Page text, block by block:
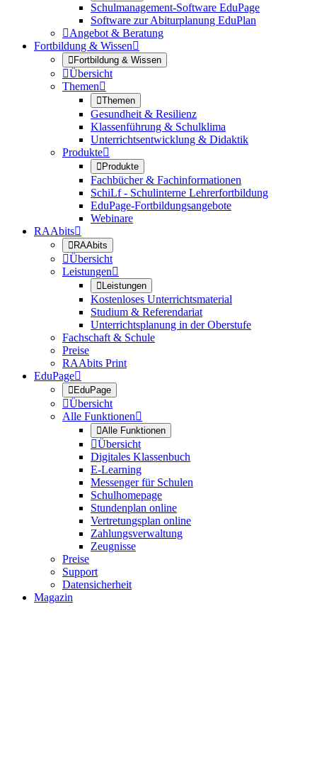
Schulmanagement-Software EduPage
Software zur Abiturplanung EduPlan
Angebot & Beratung
Fortbildung & Wissen
Fortbildung & Wissen
Übersicht
Themen
Themen
Gesundheit & Resilienz
Klassenführung & Schulklima
Unterrichtsentwicklung & Didaktik
Produkte
Produkte
Fachbücher & Fachinformationen
SchiLf - Schulinterne Lehrerfortbildung
EduPage-Fortbildungsangebote
Webinare
RAAbits
RAAbits
Übersicht
Leistungen
Leistungen
Kostenloses Unterrichtsmaterial
Studium & Referendariat
Unterrichtsplanung in der Oberstufe
Fachschaft & Schule
Preise
RAAbits Print
EduPage
EduPage
Übersicht
Alle Funktionen
Alle Funktionen
Übersicht
Digitales Klassenbuch
E-Learning
Messenger für Schulen
Schulhomepage
Stundenplan online
Vertretungsplan online
Zahlungsverwaltung
Zeugnisse
Preise
Support
Datensicherheit
Magazin